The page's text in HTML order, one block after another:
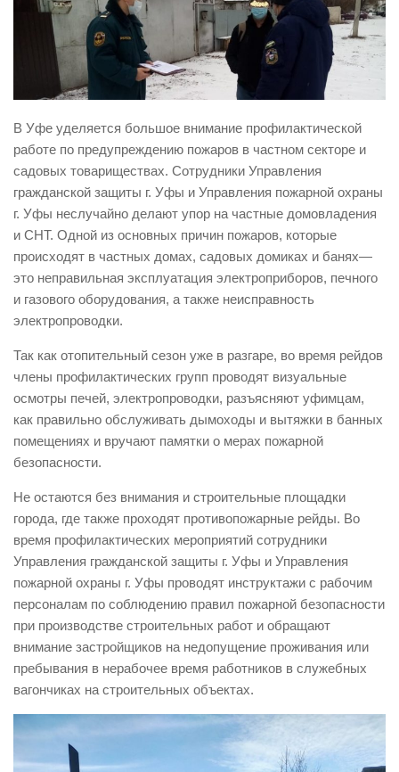
Виды деятельности
Обслуживание опасных производственных объектов
Оказание платных образовательных услуг
Памятки населению
Как стать спасателем
Уголок гражданской обороны
Пресс-центр
СМИ о нас
Конкурсы
Наша работа
Фотогалерея
Обращения
Контакты
Вакансии
В Уфе уделяется большое внимание профилактической
работе по предупреждению пожаров в частном секторе и
садовых товариществах. Сотрудники Управления
гражданской защиты г. Уфы и Управления пожарной охраны
г. Уфы неслучайно делают упор на частные домовладения
и СНТ. Одной из основных причин пожаров, которые
происходят в частных домах, садовых домиках и банях—
это неправильная эксплуатация электроприборов, печного
и газового оборудования, а также неисправность
электропроводки.
Так как отопительный сезон уже в разгаре, во время рейдов
члены профилактических групп проводят визуальные
осмотры печей, электропроводки, разъясняют уфимцам,
как правильно обслуживать дымоходы и вытяжки в банных
помещениях и вручают памятки о мерах пожарной
безопасности.
Не остаются без внимания и строительные площадки
города, где также проходят противопожарные рейды. Во
время профилактических мероприятий сотрудники
Управления гражданской защиты г. Уфы и Управления
пожарной охраны г. Уфы проводят инструктажи с рабочим
персоналам по соблюдению правил пожарной безопасности
при производстве строительных работ и обращают
внимание застройщиков на недопущение проживания или
пребывания в нерабочее время работников в служебных
вагончиках на строительных объектах.